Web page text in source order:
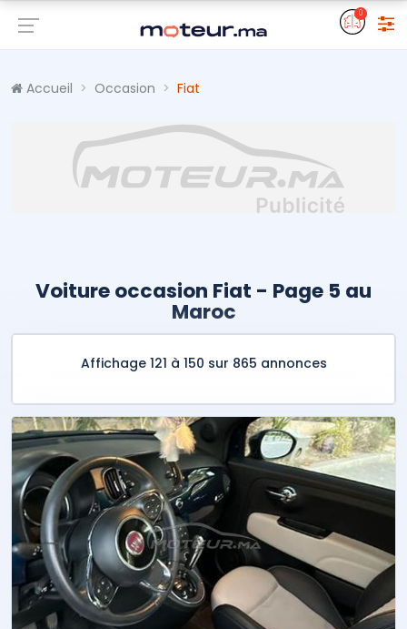
0
Accueil Occasion Fiat
Voiture occasion Fiat - Page 5 au
Maroc
Affichage 121 à 150 sur 865 annonces